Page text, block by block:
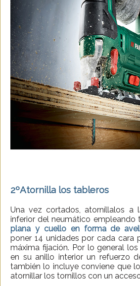
2ºAtornilla los tableros
Una vez cortados, atorníllalos a
inferior del neumático empleando
plana y cuello en forma de
poner 14 unidades por cada cara
máxima fijación. Por lo general
en su anillo interior un refuerzo
también lo incluye conviene que
atornillar los tornillos con un